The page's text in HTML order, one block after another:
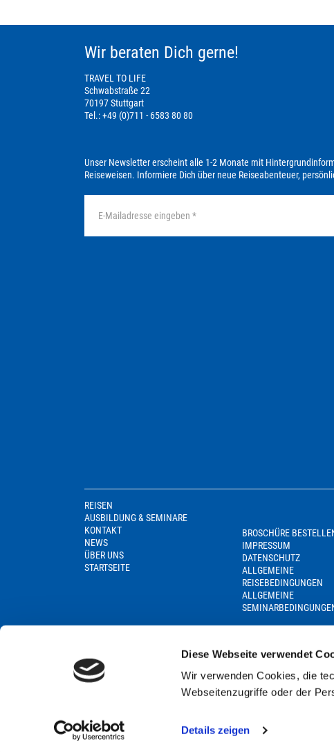
Diese Webseite verwendet
Wir verwenden Cookies, die
Webseitenzugriffe oder der
Details zeigen
Wir beraten Dich gerne!
TRAVEL TO LIFE
Schwabstraße 22
70197 Stuttgart
Tel.: +49 (0)711 - 6583 80 80
Unser Newsletter erscheint alle 1-2 Monate mit
Reiseweisen. Informiere Dich über neue Reiseabenteuer,
REISEN
AUSBILDUNG & SEMINARE
KONTAKT
NEWS
ÜBER UNS
STARTSEITE
BROSCHÜRE
IMPRESSUM
DATENSCHUTZ
ALLGEMEINE
REISEBEDINGUNGEN
ALLGEMEINE